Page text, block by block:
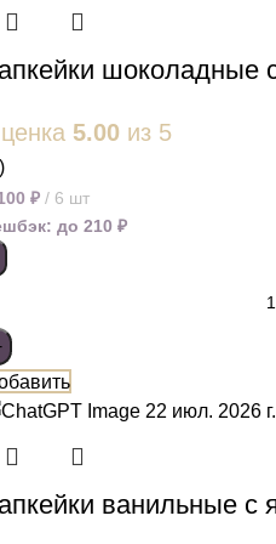
шоколадные
5.00 из 5
₽
6 шт
до 210 ₽
ванильные с